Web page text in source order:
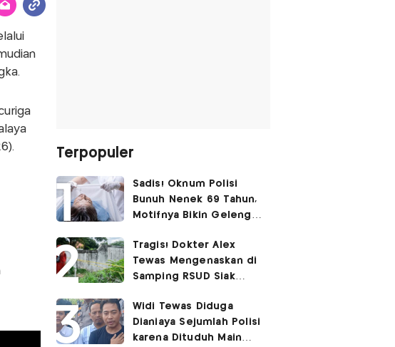
Terpopuler
Sadis! Oknum Polisi
Bunuh Nenek 69 Tahun,
Motifnya Bikin Geleng
Tragis! Dokter Alex
Tewas Mengenaskan di
Samping RSUD Siak
Rocuronium
Widi Tewas Diduga
Dianiaya Sejumlah Polisi
karena Dituduh Main